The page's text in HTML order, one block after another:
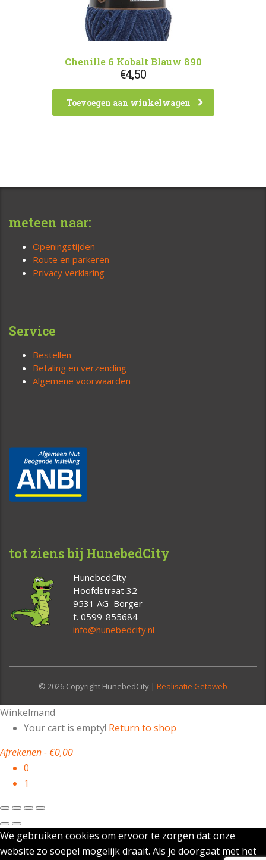
Chenille 6 Kobalt Blauw 890
€4,50
Toevoegen aan winkelwagen
meteen naar:
Openingstijden
Route en parkeren
Privacy verklaring
Service
Bestellen
Betaling en verzending
Algemene voorwaarden
tot ziens bij HunebedCity
HunebedCity
Hoofdstraat 32
9531 AG Borger
t. 0599-855684
info@hunebedcity.nl
© 2026 Copyright HunebedCity | Realisatie Getaweb
Winkelmand
Your cart is empty! Return to shop
Afrekenen-€0,00
0
1
We gebruiken cookies om ervoor te zorgen dat onze
website zo soepel mogelijk draait. Als je doorgaat met het